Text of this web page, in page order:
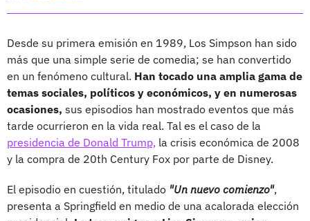
Desde su primera emisión en 1989, Los Simpson han sido
más que una simple serie de comedia; se han convertido
en un fenómeno cultural. Han tocado una amplia gama de
temas sociales, políticos y económicos, y en numerosas
ocasiones, sus episodios han mostrado eventos que más
tarde ocurrieron en la vida real. Tal es el caso de la
presidencia de Donald Trump, la crisis económica de 2008
y la compra de 20th Century Fox por parte de Disney.
El episodio en cuestión, titulado "Un nuevo comienzo",
presenta a Springfield en medio de una acalorada elección